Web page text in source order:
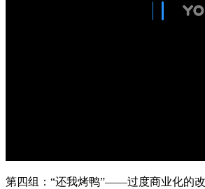
第四组：“还我烤鸭”——过度商业化的